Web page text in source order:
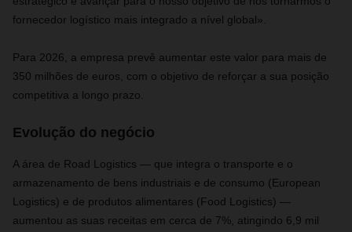
fornecedor logístico mais integrado a nível global».
Para 2026, a empresa prevê aumentar este valor para mais de
350 milhões de euros, com o objetivo de reforçar a sua posição
competitiva a longo prazo.
Evolução do negócio
A área de Road Logistics — que integra o transporte e o
armazenamento de bens industriais e de consumo (European
Logistics) e de produtos alimentares (Food Logistics) —
aumentou as suas receitas em cerca de 7%, atingindo 6,9 mil